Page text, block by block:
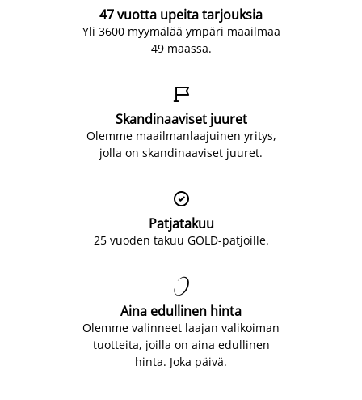
47 vuotta upeita tarjouksia
Yli 3600 myymälää ympäri maailmaa
49 maassa.

Skandinaaviset juuret
Olemme maailmanlaajuinen yritys,
jolla on skandinaaviset juuret.

Patjatakuu
25 vuoden takuu GOLD-patjoille.

Aina edullinen hinta
Olemme valinneet laajan valikoiman
tuotteita, joilla on aina edullinen
hinta. Joka päivä.